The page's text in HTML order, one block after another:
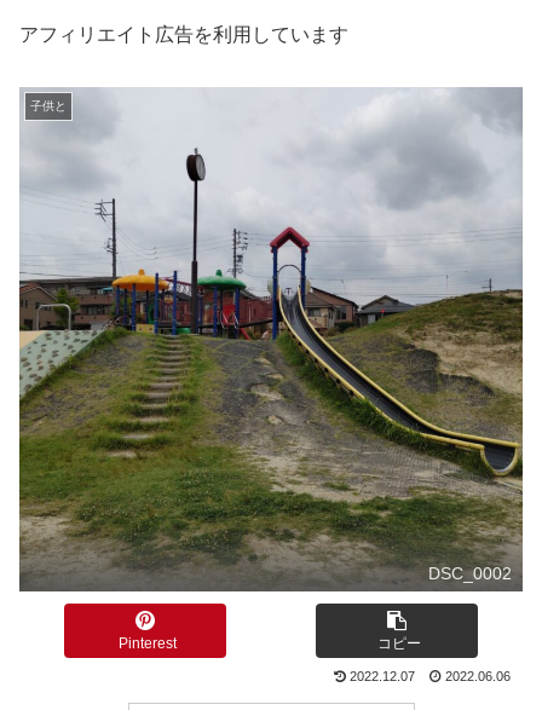
アフィリエイト広告を利用しています
子供と
DSC_0002
Pinterest コピー
2022.12.07 2022.06.06